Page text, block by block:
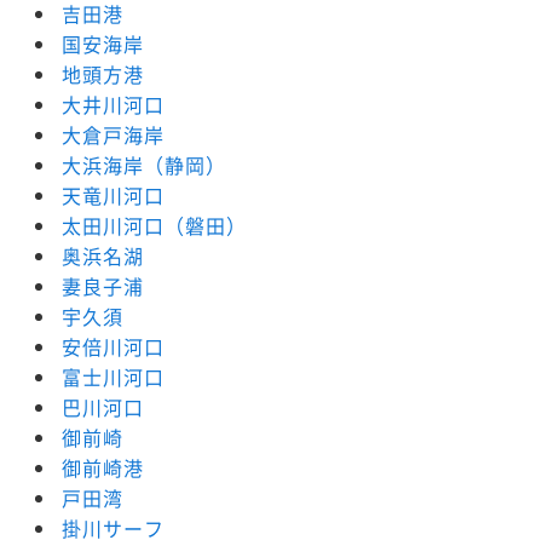
吉田港
国安海岸
地頭方港
大井川河口
大倉戸海岸
大浜海岸（静岡）
天竜川河口
太田川河口（磐田）
奥浜名湖
妻良子浦
宇久須
安倍川河口
富士川河口
巴川河口
御前崎
御前崎港
戸田湾
掛川サーフ